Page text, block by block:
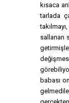
kısaca
tarlada
sallanan
babası